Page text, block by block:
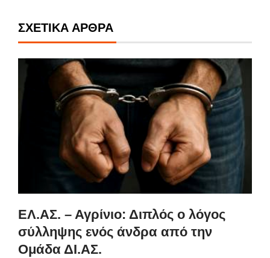
ΣΧΕΤΙΚΆ ΆΡΘΡΑ
ΕΛ.ΑΣ. – Αγρίνιο: Διπλός ο λόγος
σύλληψης ενός άνδρα από την
Ομάδα ΔΙ.ΑΣ.